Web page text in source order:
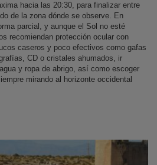
hacia las 20:30, para finalizar entre
de la zona dónde se observe. En
parcial, y aunque el Sol no esté
recomiendan protección ocular con
caseros y poco efectivos como gafas
CD o cristales ahumados, ir
y ropa de abrigo, así como escoger
mirando al horizonte occidental